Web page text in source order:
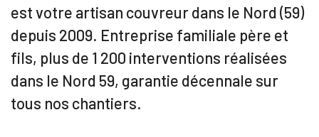
est votre artisan couvreur dans le Nord (59)
depuis 2009. Entreprise familiale père et
fils, plus de 1 200 interventions réalisées
dans le Nord 59, garantie décennale sur
tous nos chantiers.